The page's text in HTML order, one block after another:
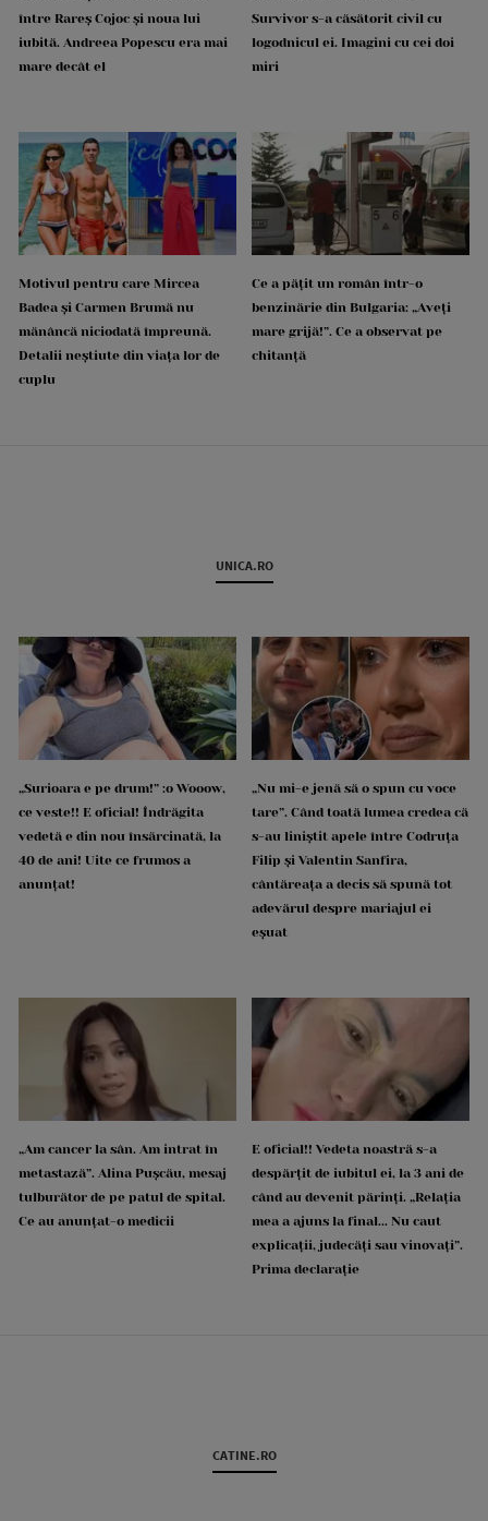
între Rareș Cojoc și noua lui
iubită. Andreea Popescu era mai
mare decât el
Survivor s-a căsătorit civil cu
logodnicul ei. Imagini cu cei doi
miri
Motivul pentru care Mircea
Badea și Carmen Brumă nu
mănâncă niciodată împreună.
Detalii neștiute din viața lor de
cuplu
Ce a pățit un român într-o
benzinărie din Bulgaria: „Aveți
mare grijă!”. Ce a observat pe
chitanță
UNICA.RO
„Surioara e pe drum!” :o Wooow,
ce veste!! E oficial! Îndrăgita
vedetă e din nou însărcinată, la
40 de ani! Uite ce frumos a
anunțat!
„Nu mi-e jenă să o spun cu voce
tare”. Când toată lumea credea că
s-au liniștit apele între Codruța
Filip și Valentin Sanfira,
cântăreața a decis să spună tot
adevărul despre mariajul ei
eșuat
„Am cancer la sân. Am intrat în
metastază”. Alina Pușcău, mesaj
tulburător de pe patul de spital.
Ce au anunțat-o medicii
E oficial!! Vedeta noastră s-a
despărțit de iubitul ei, la 3 ani de
când au devenit părinți. „Relația
mea a ajuns la final... Nu caut
explicații, judecăți sau vinovați”.
Prima declarație
CATINE.RO